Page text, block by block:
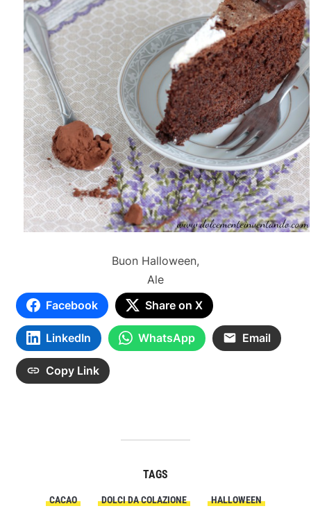
Buon Halloween,
Ale
Facebook
Share on X
LinkedIn WhatsApp Email
Copy Link
TAGS
CACAO DOLCI DA COLAZIONE
HALLOWEEN